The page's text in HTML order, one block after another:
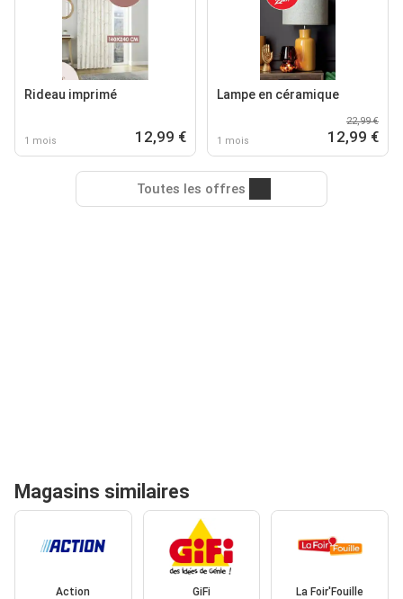
Rideau imprimé
1 mois 12,99 €
Lampe en céramique
1 mois
22,99 €
12,99 €
Toutes les offres
Magasins similaires
Action GiFi La Foir'Fouille